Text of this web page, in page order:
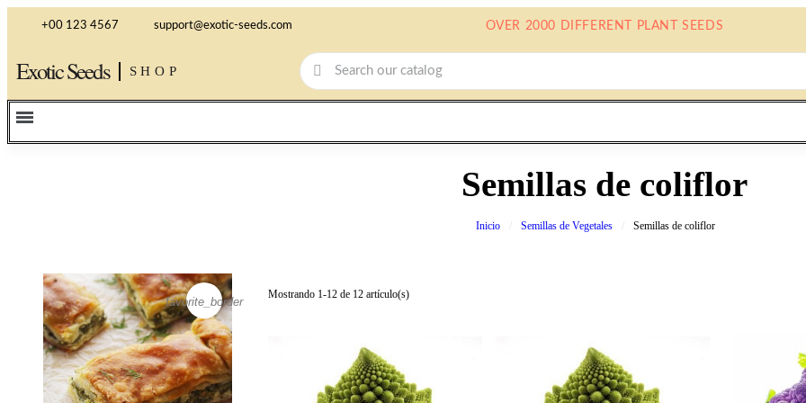
+00 123 4567 support@exotic-seeds.com OVER 2000 DIFFERENT PLANT SEEDS
Exotic Seeds SHOP
Semillas de coliflor
Inicio Semillas de Vegetales Semillas de coliflor
favorite_border
Mostrando 1-12 de 12 artículo(s)